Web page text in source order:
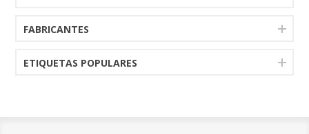
FABRICANTES
ETIQUETAS POPULARES